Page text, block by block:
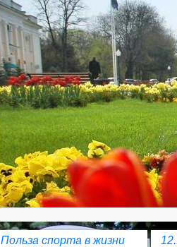
Польза спорта в жизни